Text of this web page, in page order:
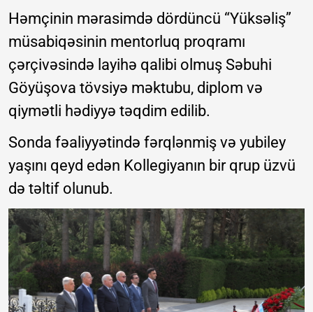
Həmçinin mərasimdə dördüncü “Yüksəliş”
müsabiqəsinin mentorluq proqramı
çərçivəsində layihə qalibi olmuş Səbuhi
Göyüşova tövsiyə məktubu, diplom və
qiymətli hədiyyə təqdim edilib.
Sonda fəaliyyətində fərqlənmiş və yubiley
yaşını qeyd edən Kollegiyanın bir qrup üzvü
də təltif olunub.